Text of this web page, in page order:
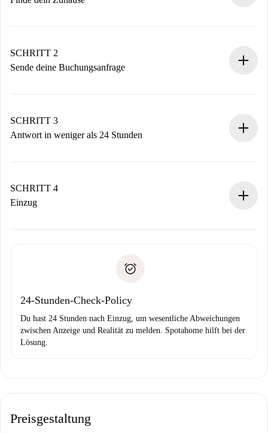
Du erhältst alle notwendigen Informationen im Voraus.
SCHRITT 2
Sende deine Buchungsanfrage
Denk daran, dass wir dich erst belasten, wenn der
Vermieter zustimmt.
SCHRITT 3
Antwort in weniger als 24 Stunden
stellen den Kontakt her.
Wenn der Vermieter ablehnen muss, entstehen keine
SCHRITT 4
Einzug
24-Stunden-Check-Policy
Du hast 24 Stunden nach Einzug, um wesentliche Abweichungen
zwischen Anzeige und Realität zu melden. Spotahome hilft bei der
Lösung.
Preisgestaltung